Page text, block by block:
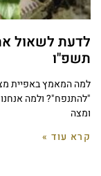
לדעת לשאול
תשפ"ו
למה המאמץ באפיית
"להתנפח"? ולמה
ומצה
קרא עוד »